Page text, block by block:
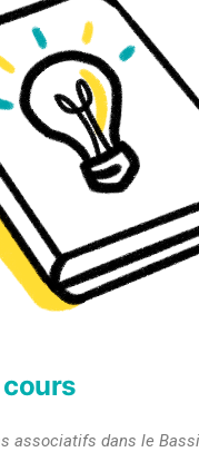
cours
associatifs dans le